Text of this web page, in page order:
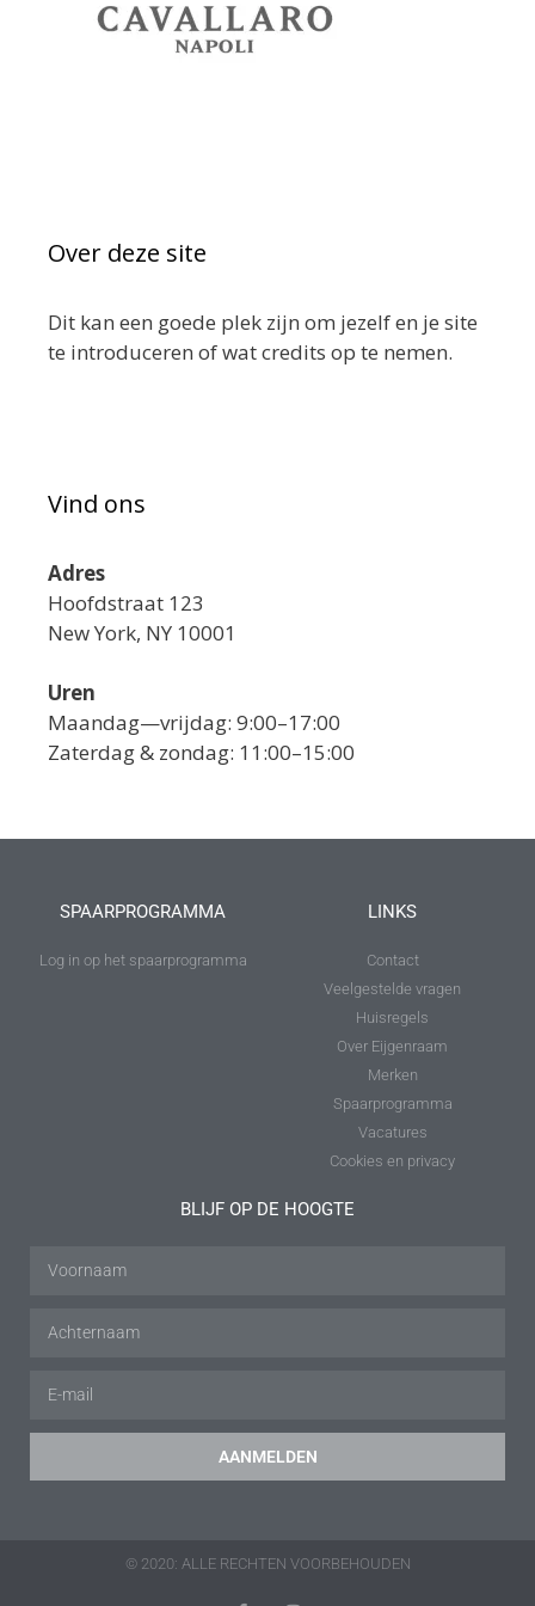
Over deze site
Dit kan een goede plek zijn om jezelf en je site
te introduceren of wat credits op te nemen.
Vind ons
Adres
Hoofdstraat 123
New York, NY 10001
Uren
Maandag—vrijdag: 9:00–17:00
Zaterdag & zondag: 11:00–15:00
SPAARPROGRAMMA
Log in op het spaarprogramma
LINKS
Contact
Veelgestelde vragen
Huisregels
Over Eijgenraam
Merken
Spaarprogramma
Vacatures
Cookies en privacy
BLIJF OP DE HOOGTE
AANMELDEN
© 2020: ALLE RECHTEN VOORBEHOUDEN